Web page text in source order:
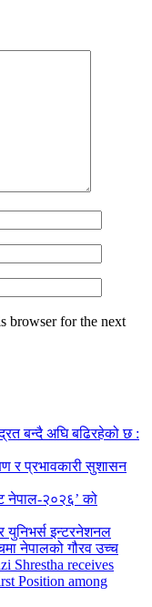
browser for the next
बन्दै अघि बढिरहेको छ :
र प्रभावकारी सुशासन
नेपाल-२०२६’ को
युनिभर्स इन्टरनेशनल
नेपालको गौरव उच्च
Shrestha receives
Position among